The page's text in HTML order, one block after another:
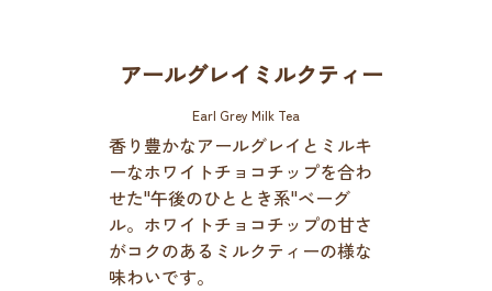
アールグレイミルクティー
Earl Grey Milk Tea
香り豊かなアールグレイとミルキ
ーなホワイトチョコチップを合わ
せた"午後のひととき系"ベーグ
ル。ホワイトチョコチップの甘さ
がコクのあるミルクティーの様な
味わいです。